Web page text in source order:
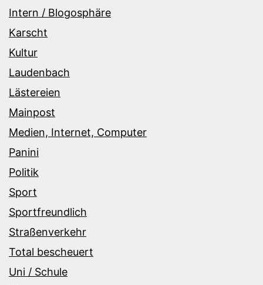
Intern / Blogosphäre
Karscht
Kultur
Laudenbach
Lästereien
Mainpost
Medien, Internet, Computer
Panini
Politik
Sport
Sportfreundlich
Straßenverkehr
Total bescheuert
Uni / Schule